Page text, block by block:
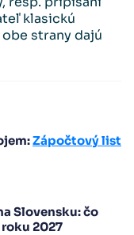
klasickú
strany dajú
Zápočtový list
Slovensku: čo
2027